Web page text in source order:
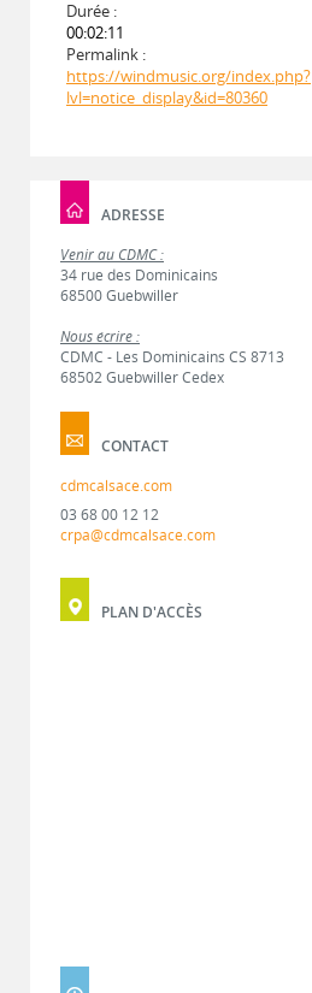
Durée :
00:02:11
Permalink :
https://windmusic.org/index.php?
lvl=notice_display&id=80360
ADRESSE
Venir au CDMC :
34 rue des Dominicains
68500 Guebwiller
Nous écrire :
CDMC - Les Dominicains CS 8713
68502 Guebwiller Cedex
CONTACT
cdmcalsace.com
03 68 00 12 12
crpa@cdmcalsace.com
PLAN D'ACCÈS